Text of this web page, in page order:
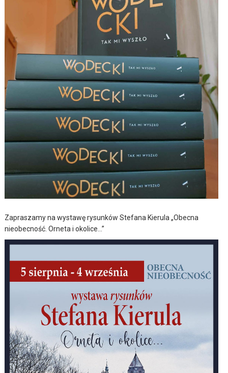
Zapraszamy na wystawę rysunków Stefana Kierula „Obecna
nieobecność. Orneta i okolice…”